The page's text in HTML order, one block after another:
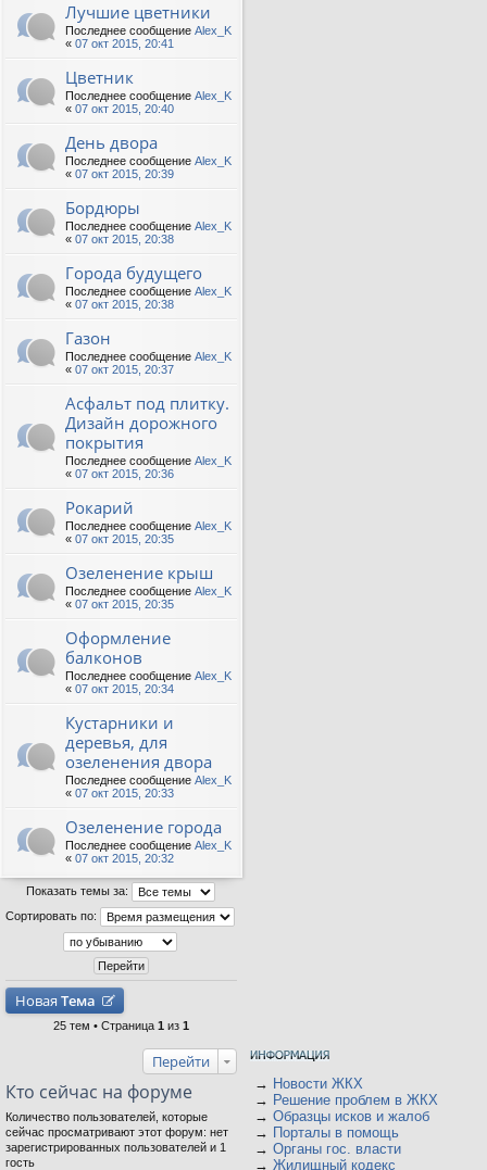
Лучшие цветники
Последнее сообщение Alex_K
« 07 окт 2015, 20:41
Цветник
Последнее сообщение Alex_K
« 07 окт 2015, 20:40
День двора
Последнее сообщение Alex_K
« 07 окт 2015, 20:39
Бордюры
Последнее сообщение Alex_K
« 07 окт 2015, 20:38
Города будущего
Последнее сообщение Alex_K
« 07 окт 2015, 20:38
Газон
Последнее сообщение Alex_K
« 07 окт 2015, 20:37
Асфальт под плитку.
Дизайн дорожного
покрытия
Последнее сообщение Alex_K
« 07 окт 2015, 20:36
Рокарий
Последнее сообщение Alex_K
« 07 окт 2015, 20:35
Озеленение крыш
Последнее сообщение Alex_K
« 07 окт 2015, 20:35
Оформление
балконов
Последнее сообщение Alex_K
« 07 окт 2015, 20:34
Кустарники и
деревья, для
озеленения двора
Последнее сообщение Alex_K
« 07 окт 2015, 20:33
Озеленение города
Последнее сообщение Alex_K
« 07 окт 2015, 20:32
Показать темы за:
Сортировать по:
Новая Тема
25 тем • Страница 1 из 1
Перейти
Кто сейчас на форуме
Количество пользователей, которые
сейчас просматривают этот форум: нет
зарегистрированных пользователей и 1
гость
→ Новости ЖКХ
→ Решение проблем в ЖКХ
→ Образцы исков и жалоб
→ Порталы в помощь
→ Органы гос. власти
→ Жилищный кодекс